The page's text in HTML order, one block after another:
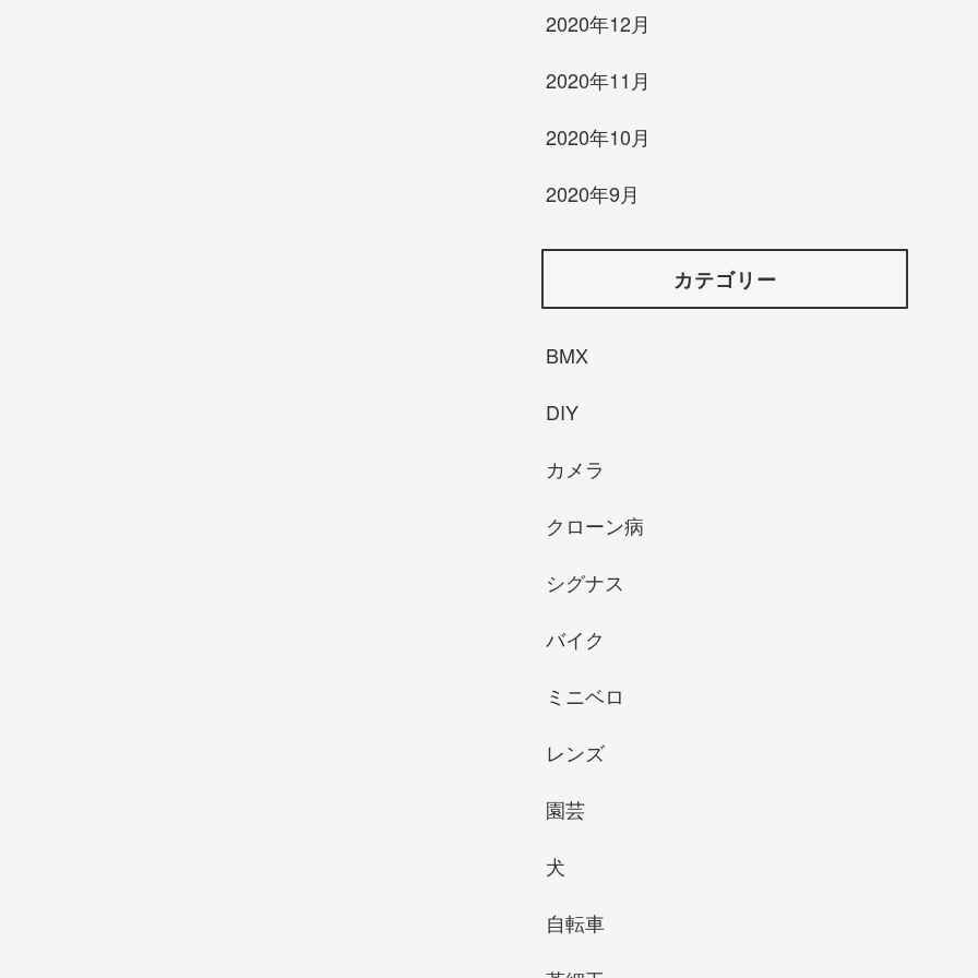
2020年12月
2020年11月
2020年10月
2020年9月
カテゴリー
BMX
DIY
カメラ
クローン病
シグナス
バイク
ミニベロ
レンズ
園芸
犬
自転車